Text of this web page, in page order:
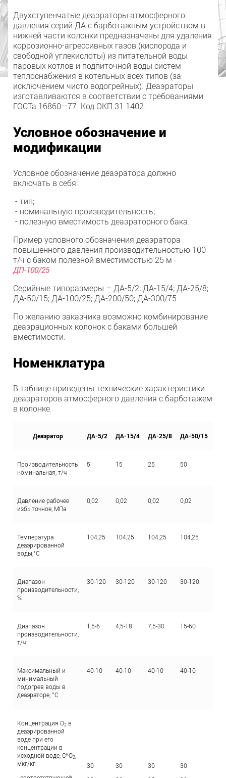
Двухступенчатые деаэраторы атмосферного
давления серий ДА с барботажным устройством в
нижней части колонки предназначены для удаления
коррозионно-агрессивных газов (кислорода и
свободной углекислоты) из питательной воды
паровых котлов и подпиточной воды систем
теплоснабжения в котельных всех типов (за
исключением чисто водогрейных). Деаэраторы
изготавливаются в соответствии с требованиями
ГОСТа 16860—77. Код ОКП 31 1402.
Условное обозначение и
модификации
Условное обозначение деаэратора должно
включать в себя:
- тип;
- номинальную производительность;
- полезную вместимость деаэраторного бака.
Пример условного обозначения деаэратора
повышенного давления производительностью 100
т/ч с баком полезной вместимостью 25 м -
ДП-100/25
Серийные типоразмеры – ДА-5/2; ДА-15/4; ДА-25/8;
ДА-50/15; ДА-100/25; ДА-200/50; ДА-300/75.
По желанию заказчика возможно комбинирование
деаэрационных колонок с баками большей
вместимости.
Номенклатура
В таблице приведены технические характеристики
деаэраторов атмосферного давления с барботажем
в колонке.
Деаэратор ДА-5/2 ДА-15/4 ДА-25/8 ДА-50/15
Производительность
номинальная, т/ч
5 15 25 50
Давление рабочее
избыточное, МПа
0,02 0,02 0,02 0,02
Температура
деаэрированной
воды,°C
104,25 104,25 104,25 104,25
Диапазон
производительности,
%
30-120 30-120 30-120 30-120
Диапазон
производительности,
т/ч
1,5-6 4,5-18 7,5-30 15-60
Максимальный и
минимальный
подогрев воды в
деаэраторе, °C
40-10 40-10 40-10 40-10
Концентрация О2 в
деаэрированной
воде при его
концентрации в
исходной воде, СкО2
мкг/кг:
30
30
30
30